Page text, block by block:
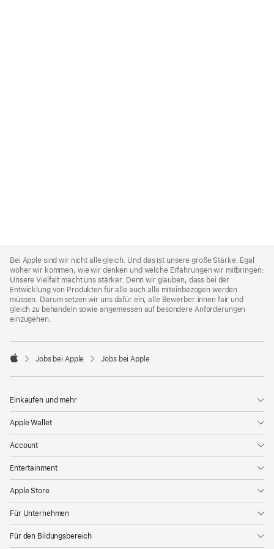
Footer
Bei Apple sind wir nicht alle gleich. Und das ist unsere große Stärke. Egal
woher wir kommen, wie wir denken und welche Erfahrungen wir mitbringen:
Unsere Vielfalt macht uns stärker. Denn wir glauben, dass bei der
Entwicklung von Produkten für alle auch alle miteinbezogen werden
müssen. Darum setzen wir uns dafür ein, alle Bewerber:innen fair und
gleich zu behandeln sowie angemessen auf besondere Anforderungen
einzugehen.

Jobs bei Apple Jobs bei Apple
Einkaufen und mehr
Apple Wallet
Account
Entertainment
Apple Store
Für Unternehmen
Für den Bildungsbereich